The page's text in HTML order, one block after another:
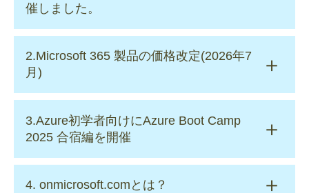
催しました。
Information| 2026年3月17日
弊社では、2025年1月よりMicrosoft 365
Copilotを実際に使って、理解する「Copilot ワ
ークショップ」を継続開催しています。
本ワークショップでは、Microsoft 365 Copilot
の主要機能紹介に加え、業務シーンを想定し
導入後の活用イメージを具体的にお伝えして
います。
2.Microsoft 365 製品の価格改定(2026年7
月)
Information| 2026年1月28日
2026年7月より、Microsoft 365 製品の価格改
定が実施される旨が
発表されました。2026年2月時点では日本円
での正式価格は不明ですが、米ドルベースで
3.Azure初学者向けにAzure Boot Camp
2025 合宿編を開催
Technical| 2025年12月10日
4. onmicrosoft.comとは？